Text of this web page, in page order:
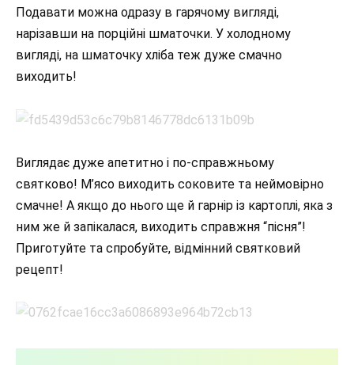
Подавати можна одразу в гарячому вигляді,
нарізавши на порційні шматочки. У холодному
вигляді, на шматочку хліба теж дуже смачно
виходить!
Виглядає дуже апетитно і по-справжньому
святково! М’ясо виходить соковите та неймовірно
смачне! А якщо до нього ще й гарнір із картоплі, яка з
ним же й запікалася, виходить справжня “пісня”!
Приготуйте та спробуйте, відмінний святковий
рецепт!